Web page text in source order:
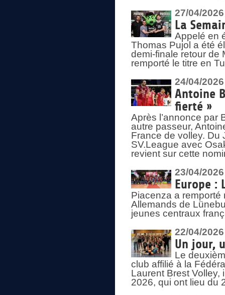
27/04/2026
La
Appelé en
Thomas Pujol a été
demi-finale retour de
remporté le titre en
24/04/2026
Antoine
fierté »
Après l’annonce par
autre passeur,
France de volley. Du
SV.League avec
revient sur cette
23/04/2026
Europe :
Piacenza a remporté
Allemands de
jeunes centraux
22/04/2026
Un jour,
Le
club affilié à la
Laurent Brest Volley,
2026, qui ont lieu du